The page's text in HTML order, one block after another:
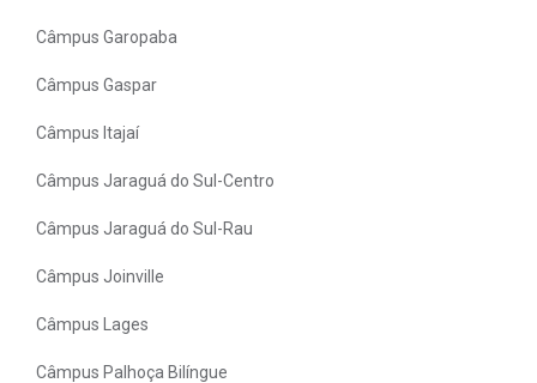
Câmpus Garopaba
Câmpus Gaspar
Câmpus Itajaí
Câmpus Jaraguá do Sul-Centro
Câmpus Jaraguá do Sul-Rau
Câmpus Joinville
Câmpus Lages
Câmpus Palhoça Bilíngue